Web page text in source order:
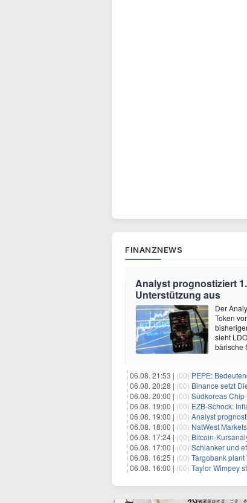
FINANZNEWS
Analyst prognostiziert
Unterstützung aus
Der
Token
sieht
bärische
06.08. 21:53 | (00) PEPE:
06.08. 20:28 | (00) Binance setzt
06.08. 20:00 | (00) Südkoreas
06.08. 19:00 | (00) EZB-Schock:
06.08. 19:00 | (00) Analyst
06.08. 18:00 | (00) NatWest
06.08. 17:24 | (00) Bitcoin-
06.08. 17:00 | (00) Schlanker und
06.08. 16:25 | (00) Targobank
06.08. 16:00 | (00) Taylor Wimpey